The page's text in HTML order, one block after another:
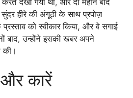
हीरे की अंगूठी के साथ प्रपोज़
को स्वीकार किया, और वे सगाई
बाद, उन्होंने इसकी खबर अपने
की।
कारें